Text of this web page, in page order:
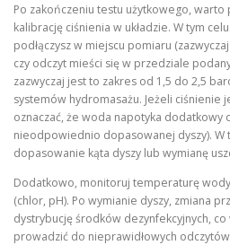
Po zakończeniu testu użytkowego, warto
kalibrację ciśnienia w układzie. W tym
podłączysz w miejscu pomiaru
czy odczyt mieści się w przedziale
zazwyczaj jest to zakres od 1,5 do 2,5
systemów hydromasażu. Jeżeli ciśnienie
oznaczać, że woda napotyka dodatkowy
nieodpowiednio dopasowanej dyszy). W
dopasowanie kąta dyszy lub wymianę
Dodatkowo, monitoruj temperaturę
(chlor, pH). Po wymianie dyszy, zmiana
dystrybucję środków dezynfekcyjnych,
prowadzić do nieprawidłowych